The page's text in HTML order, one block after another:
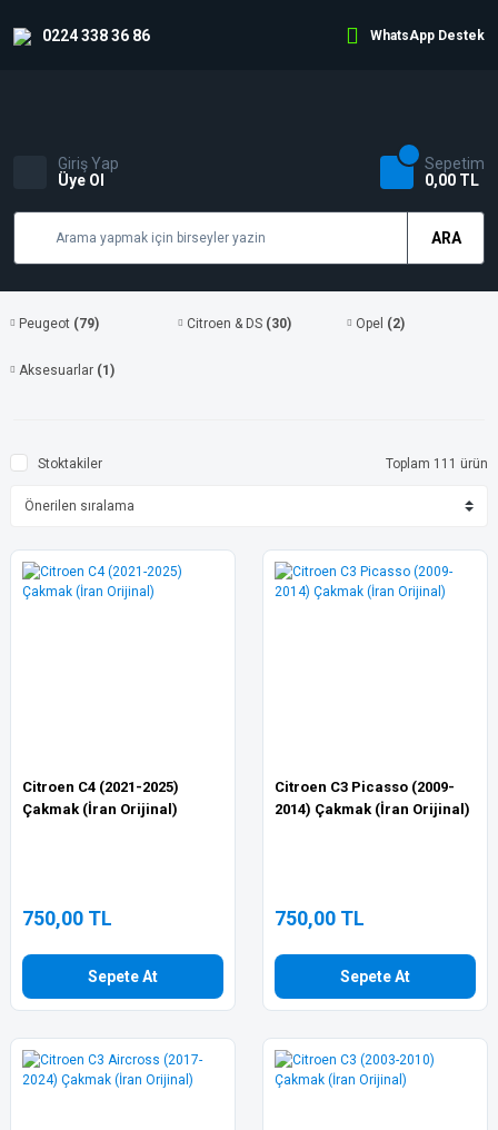
0224 338 36 86 WhatsApp Destek
ARA
Giriş Yap
Üye Ol
Sepetim
0,00 TL
Peugeot (79) Citroen & DS (30) Opel (2)
Aksesuarlar (1)
Stoktakiler Toplam 111 ürün
Citroen C4 (2021-2025)
Çakmak (İran Orijinal)
750,00 TL
Sepete At
Citroen C3 Picasso (2009-
2014) Çakmak (İran Orijinal)
750,00 TL
Sepete At